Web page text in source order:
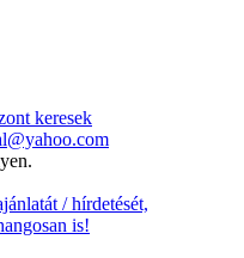
/ hírdetését,
is!